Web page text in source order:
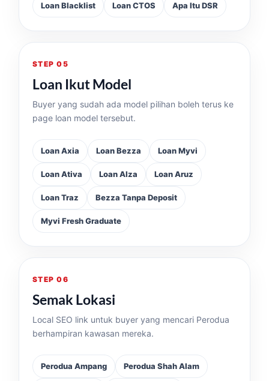
Loan Blacklist Loan CTOS Apa Itu DSR
STEP 05
Loan Ikut Model
Buyer yang sudah ada model pilihan boleh terus ke
page loan model tersebut.
Loan Axia Loan Bezza Loan Myvi
Loan Ativa Loan Alza Loan Aruz
Loan Traz Bezza Tanpa Deposit
Myvi Fresh Graduate
STEP 06
Semak Lokasi
Local SEO link untuk buyer yang mencari Perodua
berhampiran kawasan mereka.
Perodua Ampang Perodua Shah Alam